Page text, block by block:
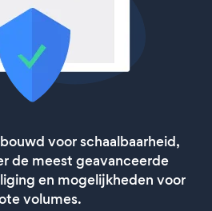
voor schaalbaarheid,
de meest geavanceerde
en mogelijkheden voor
volumes.